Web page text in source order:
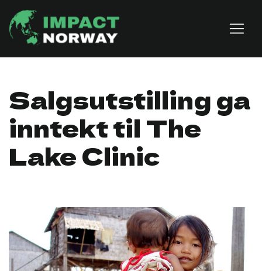
Salgsutstilling ga
inntekt til The
Lake Clinic